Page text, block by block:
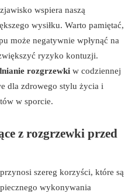
wspiera naszą
wysiłku. Warto pamiętać,
może negatywnie wpłynąć na
ryzyko kontuzji.
rozgrzewki w codziennej
dla zdrowego stylu życia i
w sporcie.
z rozgrzewki przed
przynosi szereg korzyści, które są
wykonywania